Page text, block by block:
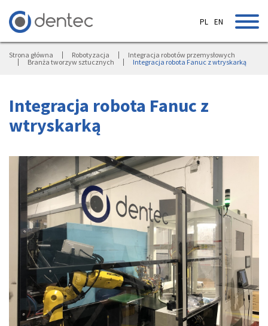
Strona główna Robotyzacja
Integracja robotów przemysłowych
Branża tworzyw sztucznych
Integracja robota Fanuc z wtryskarką
Integracja robota Fanuc z
wtryskarką
PL EN